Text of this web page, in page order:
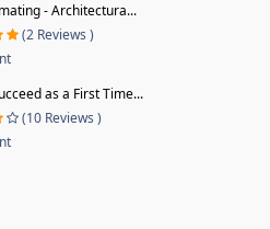
- Architectura...
(2 Reviews )
as a First Time...
(10 Reviews )